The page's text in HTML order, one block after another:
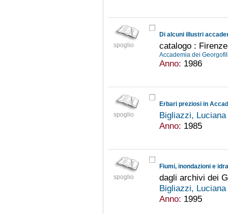
spoglio
Di alcuni illustri
catalogo :
Accademia dei
Anno: 1986
spoglio
Erbari preziosi in
Bigliazzi, Luciana
Anno: 1985
spoglio
Fiumi, inondazioni e
dagli archivi dei
Bigliazzi, Luciana
Anno: 1995